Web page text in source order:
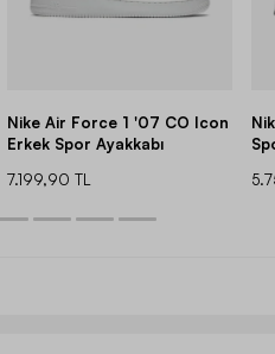
Nike Air Force 1 '07 CO Icon
Erkek Spor Ayakkabı
7.199,90 TL